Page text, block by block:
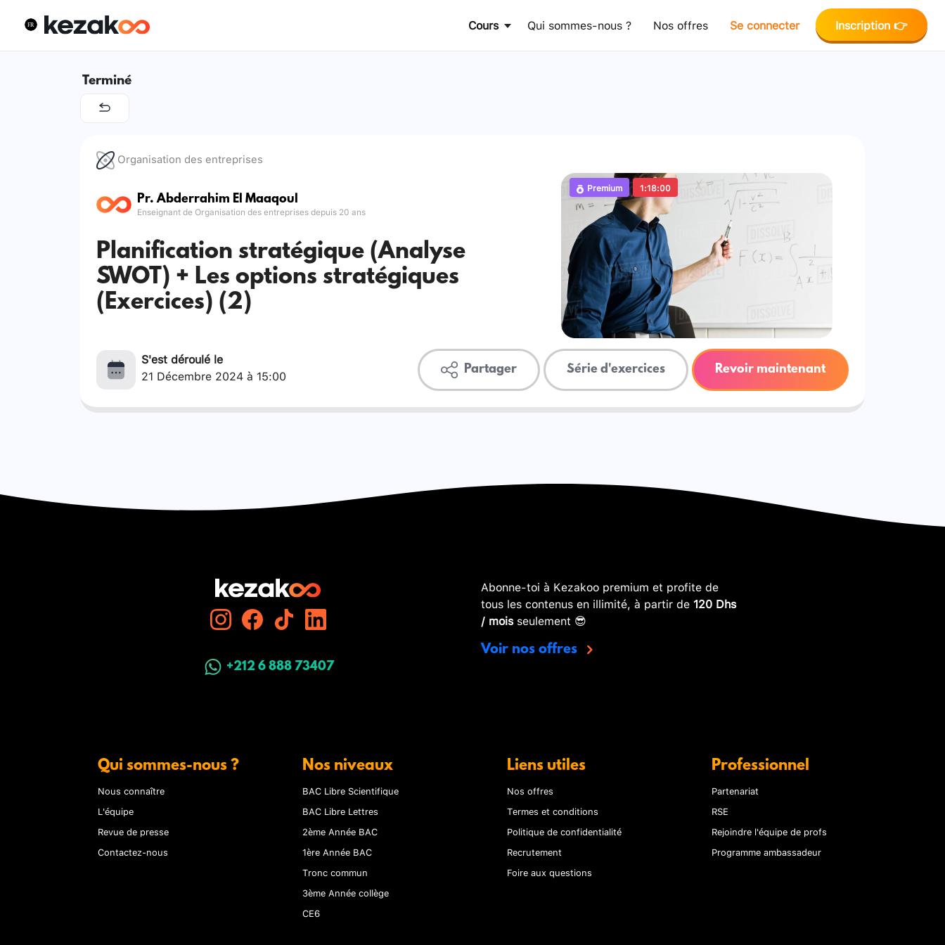
Cours Qui sommes-nous ? Nos offres Se connecter Inscription 👉
Terminé
Organisation des entreprises
Pr. Abderrahim El Maaqoul
Enseignant de Organisation des entreprises depuis 20 ans
Planification stratégique (Analyse
SWOT) + Les options stratégiques
(Exercices) (2)
Premium 1:18:00
S'est déroulé le
21 Décembre 2024 à 15:00
Partager Série d'exercices Revoir maintenant
+212 6 888 73407
Abonne-toi à Kezakoo premium et profite de
tous les contenus en illimité, à partir de 120 Dhs
/ moisseulement 😎
Voir nos offres
Qui sommes-nous ?
Nous connaître
L'équipe
Revue de presse
Contactez-nous
Nos niveaux
BAC Libre Scientifique
BAC Libre Lettres
2ème Année BAC
1ère Année BAC
Tronc commun
3ème Année collège
CE6
Liens utiles
Nos offres
Termes et conditions
Politique de confidentialité
Recrutement
Foire aux questions
Professionnel
Partenariat
RSE
Rejoindre l'équipe de profs
Programme ambassadeur